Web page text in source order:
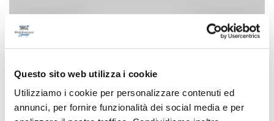
Questo sito web utilizza i cookie
Utilizziamo i cookie per personalizzare contenuti ed
annunci, per fornire funzionalità dei social media e per